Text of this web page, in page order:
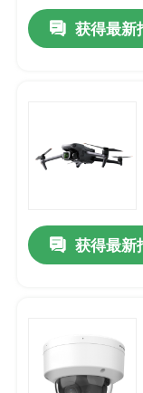
首页
获得最新
获得最新